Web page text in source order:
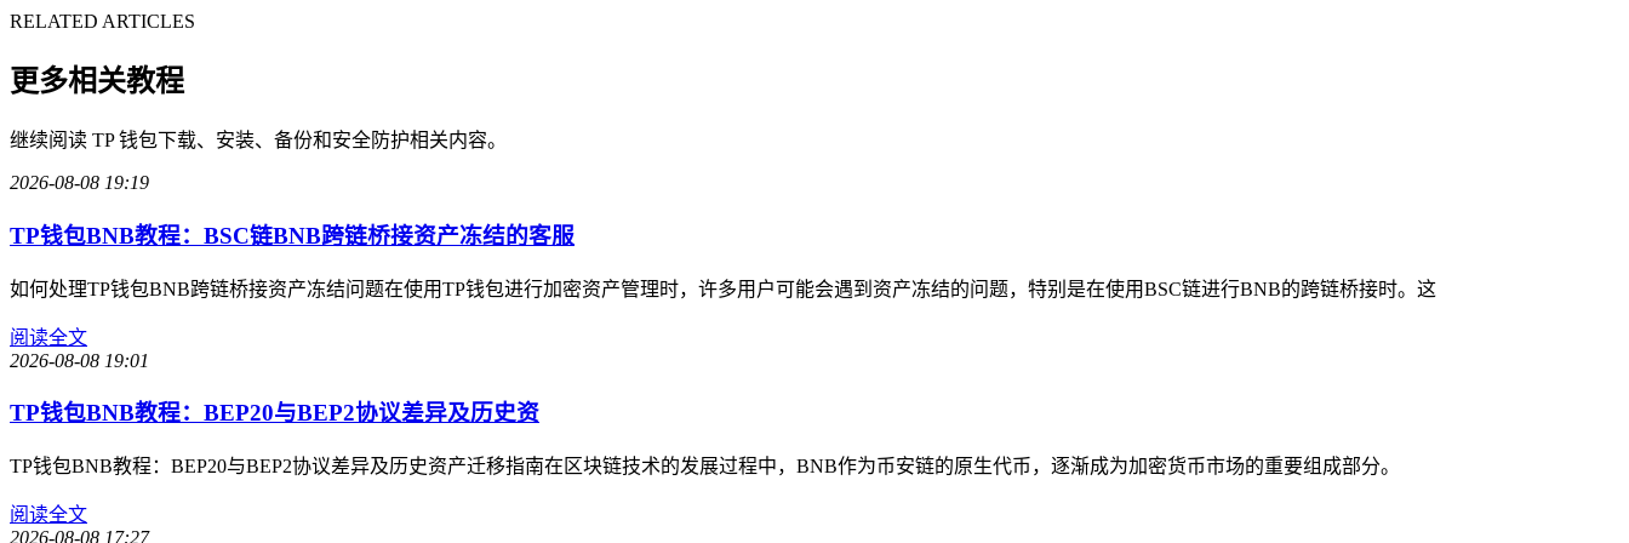
RELATED ARTICLES
更多相关教程
继续阅读 TP 钱包下载、安装、备份和安全防护相关内容。
2026-08-08 19:19
TP钱包BNB教程：BSC链BNB跨链桥接资产冻结的客服
如何处理TP钱包BNB跨链桥接资产冻结问题在使用TP钱包进行加密资产管理时，许多用户可能会遇到资产冻结的问题，特别是在使用BSC链进行BNB的跨链桥接时。这
阅读全文
2026-08-08 19:01
TP钱包BNB教程：BEP20与BEP2协议差异及历史资
TP钱包BNB教程：BEP20与BEP2协议差异及历史资产迁移指南在区块链技术的发展过程中，BNB作为币安链的原生代币，逐渐成为加密货币市场的重要组成部分。
阅读全文
2026-08-08 17:27